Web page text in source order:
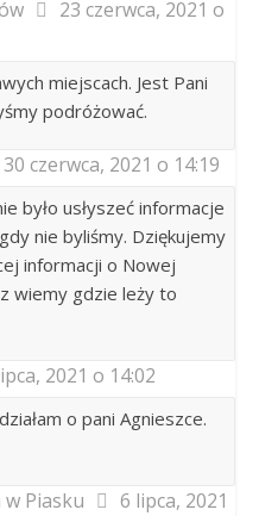
23 czerwca, 2021 o
miejscach. Jest Pani
podróżować.
30 czerwca, 2021 o 14:19
było usłyszeć informacje
nie byliśmy. Dziękujemy
informacji o Nowej
wiemy gdzie leży to
2021 o 14:02
o pani Agnieszce.
Piasku
6 lipca, 2021